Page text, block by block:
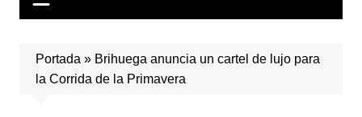
Portada » Brihuega anuncia un cartel de lujo para
la Corrida de la Primavera